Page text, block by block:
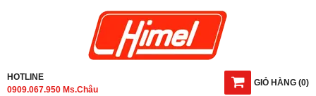
GIỎ HÀNG (0)
HOTLINE
0909.067.950 Ms.Châu